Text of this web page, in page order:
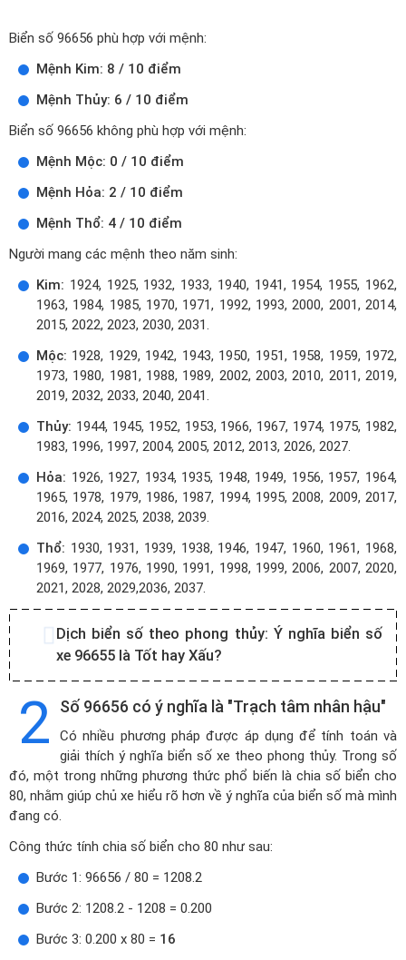
Biển số 96656 phù hợp với mệnh:
Mệnh Kim: 8 / 10 điểm
Mệnh Thủy: 6 / 10 điểm
Biển số 96656 không phù hợp với mệnh:
Mệnh Mộc: 0 / 10 điểm
Mệnh Hỏa: 2 / 10 điểm
Mệnh Thổ: 4 / 10 điểm
Người mang các mệnh theo năm sinh:
Kim: 1924, 1925, 1932, 1933, 1940, 1941, 1954, 1955, 1962,
1963, 1984, 1985, 1970, 1971, 1992, 1993, 2000, 2001, 2014,
2015, 2022, 2023, 2030, 2031.
Mộc: 1928, 1929, 1942, 1943, 1950, 1951, 1958, 1959, 1972,
1973, 1980, 1981, 1988, 1989, 2002, 2003, 2010, 2011, 2019,
2019, 2032, 2033, 2040, 2041.
Thủy: 1944, 1945, 1952, 1953, 1966, 1967, 1974, 1975, 1982,
1983, 1996, 1997, 2004, 2005, 2012, 2013, 2026, 2027.
Hỏa: 1926, 1927, 1934, 1935, 1948, 1949, 1956, 1957, 1964,
1965, 1978, 1979, 1986, 1987, 1994, 1995, 2008, 2009, 2017,
2016, 2024, 2025, 2038, 2039.
Thổ: 1930, 1931, 1939, 1938, 1946, 1947, 1960, 1961, 1968,
1969, 1977, 1976, 1990, 1991, 1998, 1999, 2006, 2007, 2020,
2021, 2028, 2029,2036, 2037.
Dịch biển số theo phong thủy: Ý nghĩa biển số
xe 96655 là Tốt hay Xấu?
2 Số 96656 có ý nghĩa là "Trạch tâm nhân hậu"
Có nhiều phương pháp được áp dụng để tính toán và
giải thích ý nghĩa biển số xe theo phong thủy. Trong số
đó, một trong những phương thức phổ biến là chia số biển cho
80, nhằm giúp chủ xe hiểu rõ hơn về ý nghĩa của biển số mà mình
đang có.
Công thức tính chia số biển cho 80 như sau:
Bước 1: 96656 / 80 = 1208.2
Bước 2: 1208.2 - 1208 = 0.200
Bước 3: 0.200 x 80 = 16